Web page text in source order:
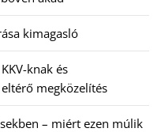
kimagasló
knak és
megközelítés
– miért ezen múlik